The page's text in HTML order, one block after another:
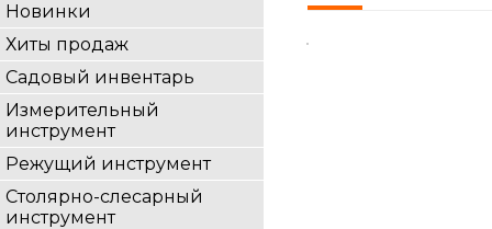
Новинки
Хиты продаж
Садовый инвентарь
Измерительный
инструмент
Режущий инструмент
Столярно-слесарный
инструмент